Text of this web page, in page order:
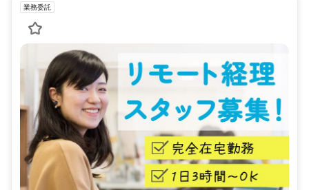
業務委託